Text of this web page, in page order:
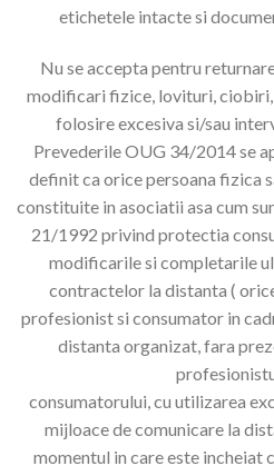
etichetele intacte si
Nu se accepta pentru
modificari fizice, lovituri,
folosire excesiva si/sau
Prevederile OUG 34/2014 se
definit ca orice persoana fizica
constituite in asociatii asa cum
21/1992 privind protectia
modificarile si completarile
contractelor la distanta (
profesionist si consumator in
distanta organizat, fara
consumatorului, cu utilizarea
mijloace de comunicare la
momentul in care este incheiat